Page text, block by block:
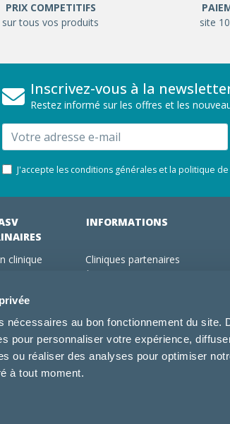
nécessaires au bon fonctionnement du site.
pour personnaliser votre expérience,
ou réaliser des analyses pour optimiser
à tout moment.
PRIX COMPETITIFS
sur tous vos produits
site
Inscrivez-vous à la
Restez informé sur les offres et les
Email
J'accepte les conditions générales et la politique
clinique
Vétorino
INFORMATIONS
Cliniques partenaires
Utilisation des cookies
Conditions générales d'utilisation